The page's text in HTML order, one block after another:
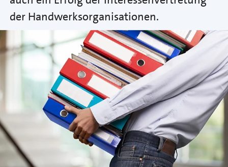
der Handwerksorganisationen.